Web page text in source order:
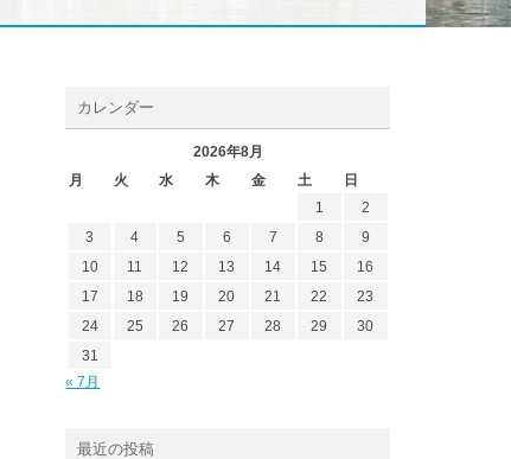
カレンダー
2026年8月
月
火 水 木 金 土
日
1
2
3
4 5 6 7 8
9
10
11 12 13 14 15
16
17
18 19 20 21 22
23
24
25 26 27 28 29
30
31
« 7月
最近の投稿